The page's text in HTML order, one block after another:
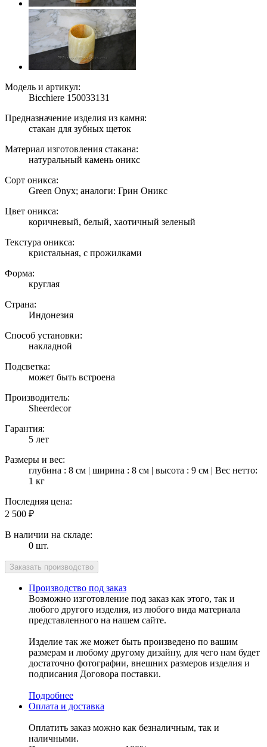
Модель и артикул:
Bicchiere 150033131
Предназначение изделия из камня:
стакан для зубных щеток
Материал изготовления стакана:
натуральный камень оникс
Сорт оникса:
Green Onyx; аналоги: Грин Оникс
Цвет оникса:
коричневый, белый, хаотичный зеленый
Текстура оникса:
кристальная, с прожилками
Форма:
круглая
Страна:
Индонезия
Способ установки:
накладной
Подсветка:
может быть встроена
Производитель:
Sheerdecor
Гарантия:
5 лет
Размеры и вес:
глубина : 8 см | ширина : 8 см | высота : 9 см | Вес нетто:
1 кг
Последняя цена:
2 500 ₽
В наличии на складе:
0 шт.
Производство под заказ
Возможно изготовление под заказ как этого, так и
любого другого изделия, из любого вида материала
представленного на нашем сайте.
Изделие так же может быть произведено по вашим
размерам и любому другому дизайну, для чего нам будет
достаточно фотографии, внешних размеров изделия и
подписания Договора поставки.
Подробнее
Оплата и доставка
Оплатить заказ можно как безналичным, так и
наличными.